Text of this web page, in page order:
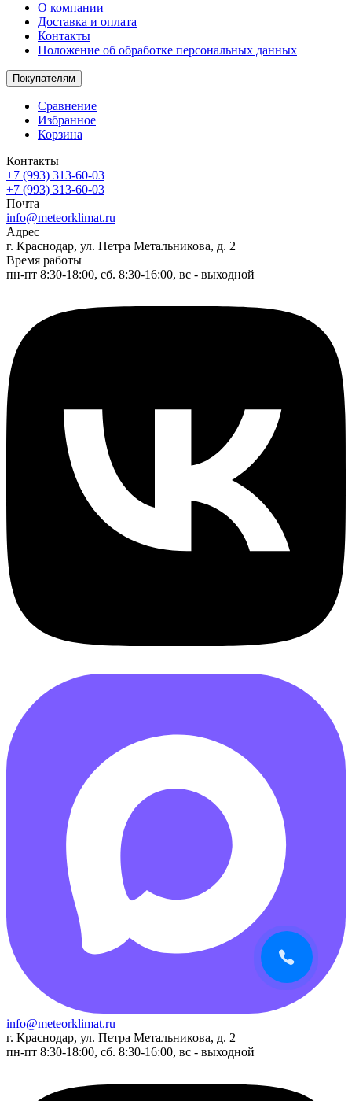
О компании
Доставка и оплата
Контакты
Положение об обработке персональных данных
Покупателям
Сравнение
Избранное
Корзина
Контакты
+7 (993) 313-60-03
+7 (993) 313-60-03
Почта
info@meteorklimat.ru
Адрес
г. Краснодар, ул. Петра Метальникова, д. 2
Время работы
пн-пт 8:30-18:00, сб. 8:30-16:00, вс - выходной
info@meteorklimat.ru
г. Краснодар, ул. Петра Метальникова, д. 2
пн-пт 8:30-18:00, сб. 8:30-16:00, вс - выходной